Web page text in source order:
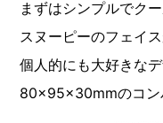
まずはシンプルでク
スヌーピーのフェイ
個人的にも大好きなデ
80×95×30mmのコン